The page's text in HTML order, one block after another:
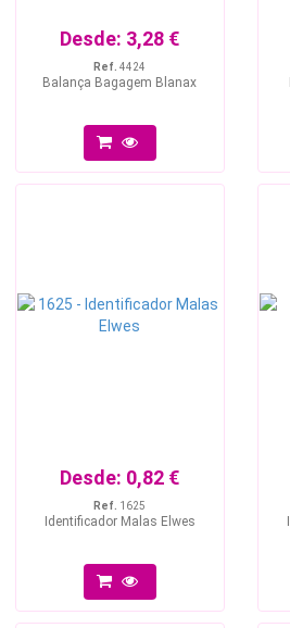
Desde: 3,28 €
Ref. 4424
Balança Bagagem Blanax
Desde: 0,82 €
Ref. 1625
Identificador Malas Elwes